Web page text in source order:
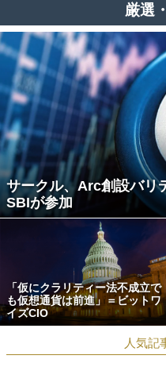
厳選
サークル、Arc創設バリ
SBIが参加
「仮にクラリティー法不成立で
も仮想通貨は前進」＝ビットワ
イズCIO
人気記